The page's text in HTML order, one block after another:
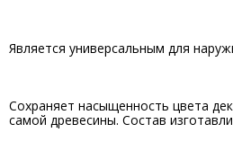
Является универсальным для
Сохраняет насыщенность цвета
самой древесины. Состав